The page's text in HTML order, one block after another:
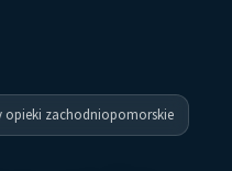
opieki zachodniopomorskie